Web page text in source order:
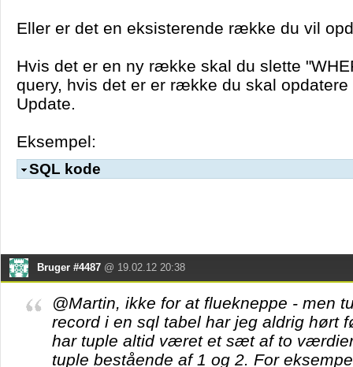
Eller er det en eksisterende række du vil
Hvis det er en ny række skal du slette
query, hvis det er er række du skal opdatere
Update.
Eksempel:
SQL kode
Bruger #4487 @ 19.02.12 20:38
@Martin, ikke for at fluekneppe - men
record i en sql tabel har jeg aldrig hørt
har tuple altid været et sæt af to
tuple bestående af 1 og 2. For